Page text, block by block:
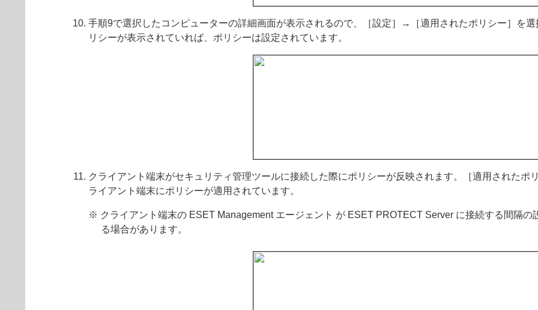
手順9で選択したコンピューターの詳細画面が表示されるので、［設定］→［適用されたポリシー］を
リシーが表示されていれば、ポリシーは設定されています。
クライアント端末がセキュリティ管理ツールに接続した際にポリシーが反映されます。［適用されたポ
ライアント端末にポリシーが適用されています。
※ クライアント端末の ESET Management エージェント が ESET PROTECT Server に接続する間隔
る場合があります。